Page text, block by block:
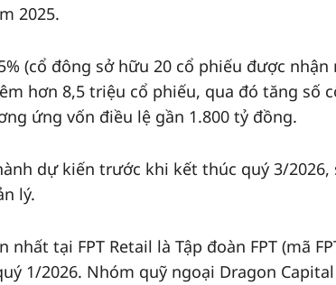
2025.
(cổ đông sở hữu 20 cổ phiếu được
hơn 8,5 triệu cổ phiếu, qua đó tăng số
ứng vốn điều lệ gần 1.800 tỷ đồng.
dự kiến trước khi kết thúc quý 3/
lý.
nhất tại FPT Retail là Tập đoàn FPT (mã
1/2026. Nhóm quỹ ngoại Dragon